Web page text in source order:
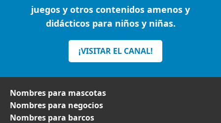
juegos y otros contenidos amenos y
didácticos para niños y niñas.
¡VISITAR EL CANAL!
Nombres para mascotas
Nombres para negocios
Nombres para barcos